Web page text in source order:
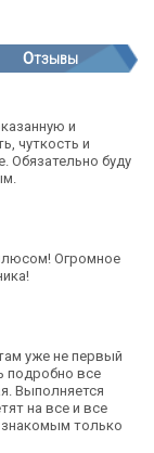
Отзывы
и
чуткость и
Обязательно буду
Огромное
уже не первый
подробно все
Выполняется
на все и все
только